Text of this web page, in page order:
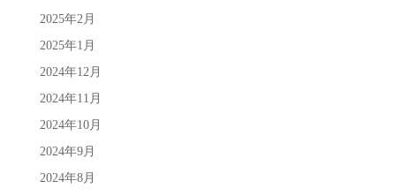
2025年2月
2025年1月
2024年12月
2024年11月
2024年10月
2024年9月
2024年8月